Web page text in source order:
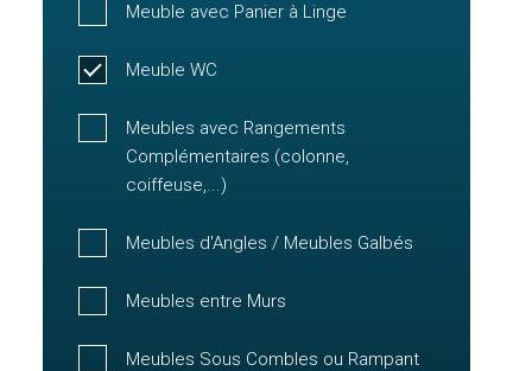
Meuble avec Panier à Linge
Meuble WC
Meubles avec Rangements
Complémentaires (colonne,
coiffeuse,...)
Meubles d'Angles / Meubles Galbés
Meubles entre Murs
Meubles Sous Combles ou Rampant